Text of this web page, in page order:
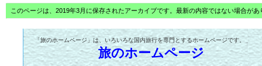
このページは、2019年3月に保存されたアーカイブです。最新の内容ではない場合が
「旅のホームページ」は、いろいろな国内旅行を専門とするホームページです。
旅のホームページ